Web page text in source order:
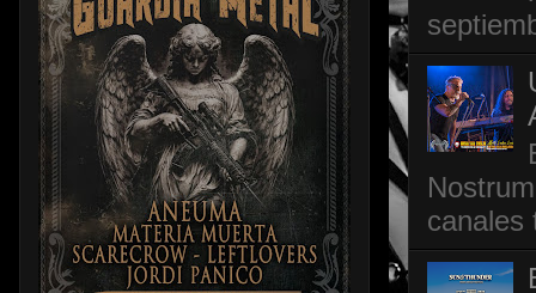
canales